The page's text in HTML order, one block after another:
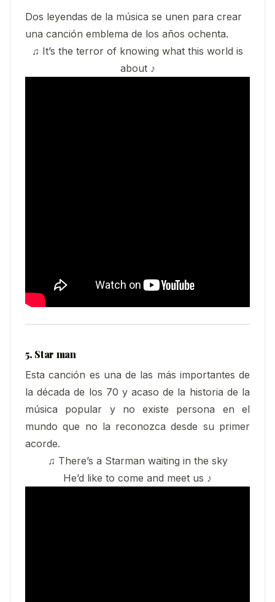
Dos leyendas de la música se unen para crear
una canción emblema de los años ochenta.
♫ It’s the terror of knowing what this world is
about ♪
5. Star man
Esta canción es una de las más importantes de
la década de los 70 y acaso de la historia de la
música popular y no existe persona en el
mundo que no la reconozca desde su primer
acorde.
♫ There’s a Starman waiting in the sky
He’d like to come and meet us ♪